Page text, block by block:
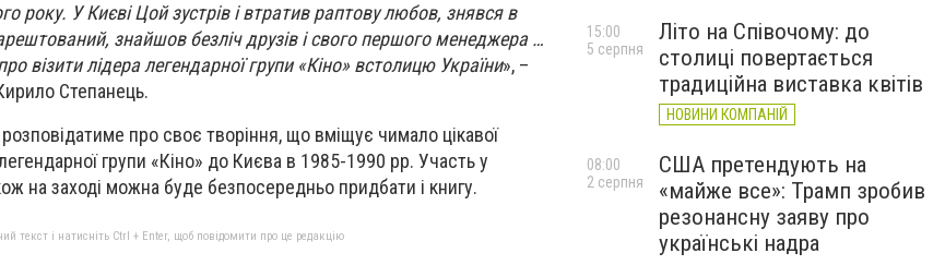
року. У Києві Цой зустрів і втратив раптову любов, знявся в
знайшов безліч друзів і свого першого менеджера …
візити лідера легендарної групи «Кіно» встолицю України», –
Степанець.
про своє творіння, що вміщує чимало цікавої
групи «Кіно» до Києва в 1985-1990 рр. Участь у
на заході можна буде безпосередньо придбати і книгу.
текст і натисніть Ctrl + Enter, щоб повідомити про це редакцію
Літо на Співочому: до
столиці повертається
традиційна виставка квітів
НОВИНИ КОМПАНІЙ
15:00
5 серпня
США претендують на
«майже все»: Трамп зробив
резонансну заяву про
українські надра
08:00
2 серпня